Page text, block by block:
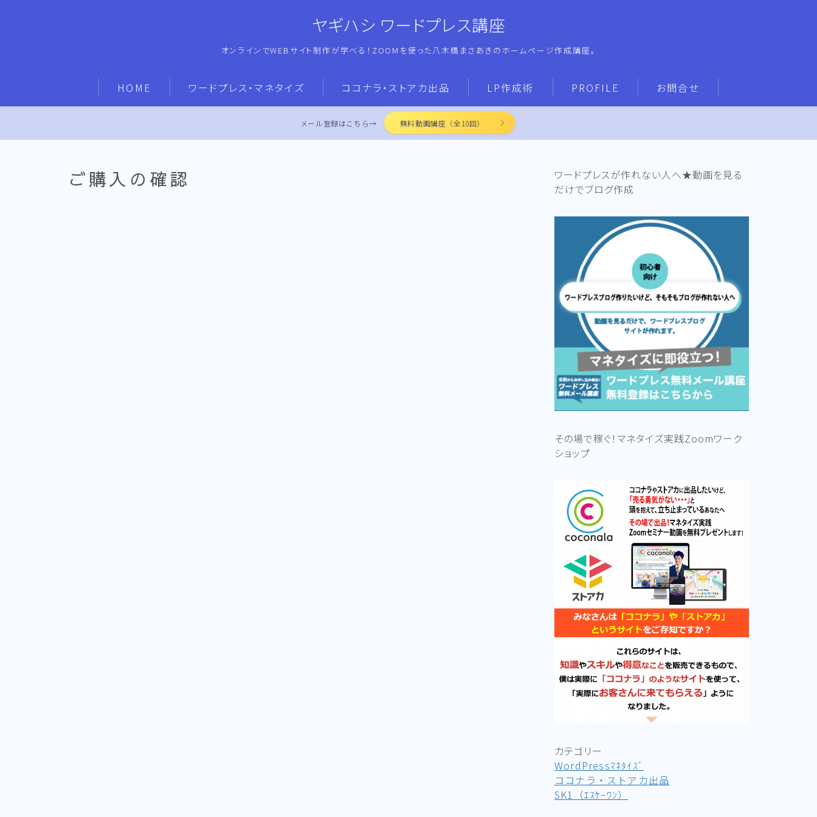
ヤギハシ ワードプレス講座
オンラインでWEBサイト制作が学べる！ZOOMを使った八木橋まさあきのホームページ作成講座。
HOME ワードプレス・マネタイズ ココナラ・ストアカ出品 LP作成術 PROFILE お問合せ
メール登録はこちら→ 無料動画講座（全10回）
ご購入の確認
ワードプレスが作れない人へ★動画を見る
だけでブログ作成
その場で稼ぐ！マネタイズ実践Zoomワーク
ショップ
カテゴリー
WordPressﾏﾈﾀｲｽﾞ
ココナラ・ストアカ出品
SK1（ｴｽｹｰﾜﾝ）